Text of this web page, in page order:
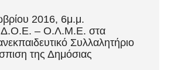
2016, 6μ.μ.
Δ.Ο.Ε. – Ο.Λ.Μ.Ε. στα
Συλλαλητήριο
της Δημόσιας